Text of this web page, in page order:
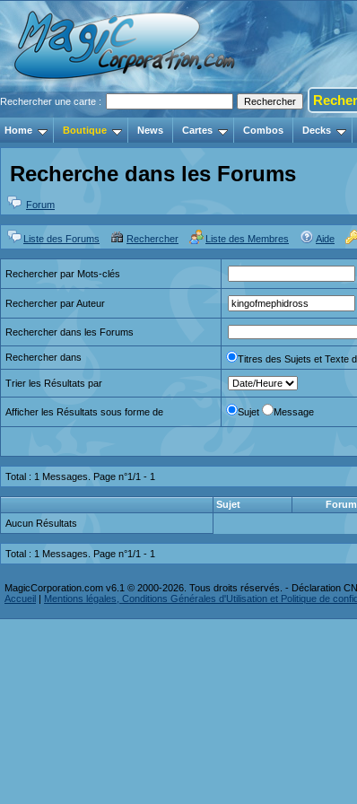
Rechercher une carte :
Home Boutique News Cartes Combos Decks
Recherche dans les Forums
Forum
Liste des Forums Rechercher Liste des Membres Aide
Rechercher par Mots-clés
Rechercher par Auteur
Rechercher dans les Forums
Rechercher dans Titres des Sujets et Texte
Trier les Résultats par
Afficher les Résultats sous forme de Sujet Message
Total : 1 Messages. Page n°1/1 - 1
Sujet Forum
Aucun Résultats
Total : 1 Messages. Page n°1/1 - 1
MagicCorporation.com v6.1 © 2000-2026. Tous droits réservés. - Déclaration
Accueil | Mentions légales, Conditions Générales d'Utilisation et Politique de